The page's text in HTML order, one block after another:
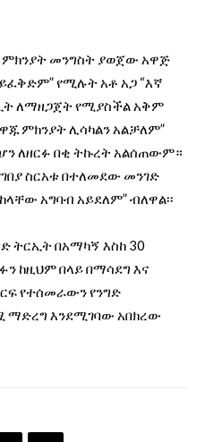
ምክንያት መንግስት ያወጀው አዋጅ
የሚሉት አቶ አጋ “እኛ
ለማዘጋጀት የሚያስችል አቅም
ምክንያት ሊሳካልን አልቻለም”
ለዘርፉ በቂ ትኩረት አልሰጠውም።
ስርአቱ በተለመደው መንገድ
አግባብ አይደለም” ብለዋል፡፡
ትርኢት በአማካኝ እስከ 30
ከዚህም በላይ በማሳደግ እና
የተሰመራውን የንግድ
እንደሚገባው አበክረው